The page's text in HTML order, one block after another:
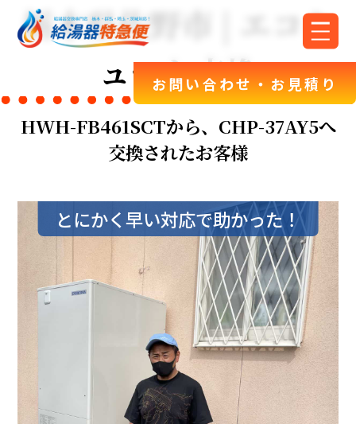
お問い合わせ・お見積り
栃木県佐野市 | エコキ
ュート交換
HWH-FB461SCTから、CHP-37AY5へ
交換されたお客様
とにかく早い対応で助かった！